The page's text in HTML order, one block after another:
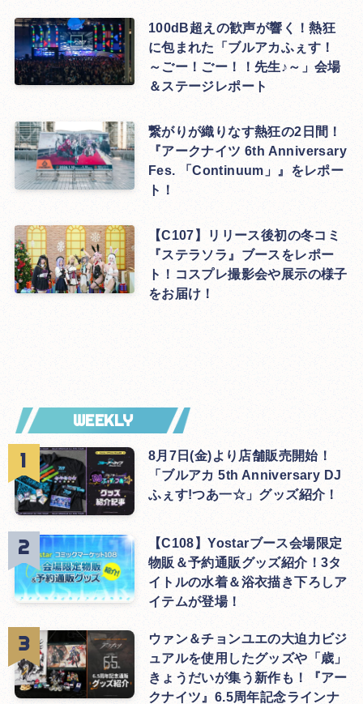
100dB超えの歓声が響く！熱狂
に包まれた「ブルアカふぇす！
～ごー！ごー！！先生♪～」会場
＆ステージレポート
繋がりが織りなす熱狂の2日間！
『アークナイツ 6th Anniversary
Fes. 「Continuum」』をレポー
ト！
【C107】リリース後初の冬コミ
『ステラソラ』ブースをレポー
ト！コスプレ撮影会や展示の様子
をお届け！
WEEKLY
8月7日(金)より店舗販売開始！
「ブルアカ 5th Anniversary DJ
ふぇす!つあ一☆」グッズ紹介！
【C108】Yostarブース会場限定
物販＆予約通販グッズ紹介！3タ
イトルの水着＆浴衣描き下ろしア
イテムが登場！
ウァン＆チョンユエの大迫力ビジ
ュアルを使用したグッズや「歳」
きょうだいが集う新作も！『アー
クナイツ』6.5周年記念ラインナ